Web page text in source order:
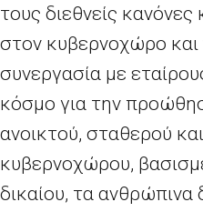
τους διεθνείς
στον κυβερνοχώρο και
συνεργασία με
κόσμο για την
ανοικτού, σταθερού
κυβερνοχώρου,
δικαίου, τα ανθρώπινα